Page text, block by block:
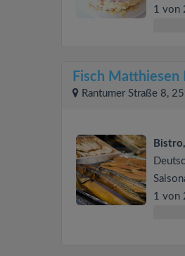
1 von
Fisch Matthiesen
Rantumer Straße 8,
1 von